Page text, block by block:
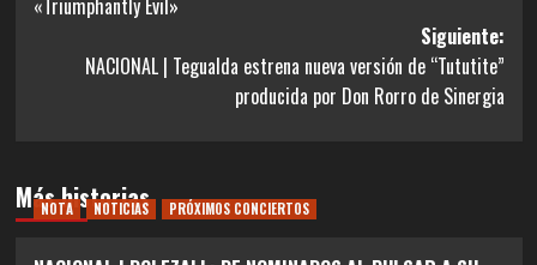
entradas
Siguiente:
NACIONAL | Tegualda estrena nueva versión de “Tututite”
producida por Don Rorro de Sinergia
Más historias
NOTA NOTICIAS PRÓXIMOS CONCIERTOS